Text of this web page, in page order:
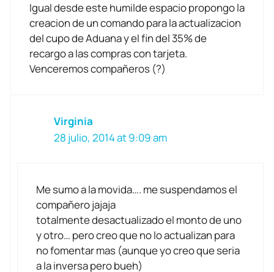
Igual desde este humilde espacio propongo la
creacion de un comando para la actualizacion
del cupo de Aduana y el fin del 35% de
recargo a las compras con tarjeta.
Venceremos compañeros (?)
Virginia
28 julio, 2014 at 9:09 am
Me sumo a la movida…. me suspendamos el
compañero jajaja
totalmente desactualizado el monto de uno
y otro… pero creo que no lo actualizan para
no fomentar mas (aunque yo creo que seria
a la inversa pero bueh)